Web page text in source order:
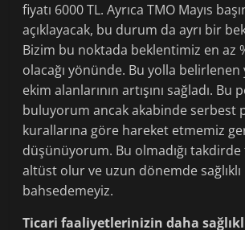
fiyatı 6000 TL. Ayrıca TMO Mayıs
açıklayacak, bu durum da ayrı bir
Bizim bu noktada beklentimiz en az
olacağı yönünde. Bu yolla
ekim alanlarının artışını sağladı. Bu
buluyorum ancak akabinde serbest
kurallarına göre hareket etmemiz
düşünüyorum. Bu olmadığı
altüst olur ve uzun dönemde
bahsedemeyiz.
Ticari faaliyetlerinizin daha